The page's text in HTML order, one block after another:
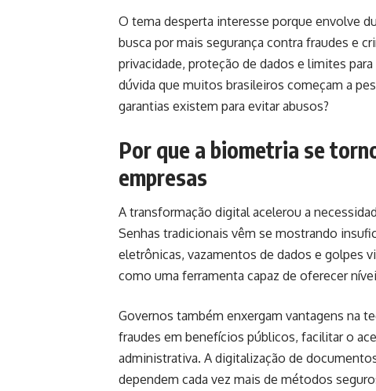
O tema desperta interesse porque envolve
busca por mais segurança contra fraudes e
privacidade, proteção de dados e limites
dúvida que muitos brasileiros começam a
garantias existem para evitar abusos?
Por que a biometria se
empresas
A transformação digital acelerou a
Senhas tradicionais vêm se mostrando
eletrônicas, vazamentos de dados e golpes
como uma ferramenta capaz de oferecer
Governos também enxergam vantagens na
fraudes em benefícios públicos, facilitar o
administrativa. A digitalização de
dependem cada vez mais de métodos